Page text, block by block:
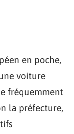
en poche,
voiture
fréquemment
la préfecture,